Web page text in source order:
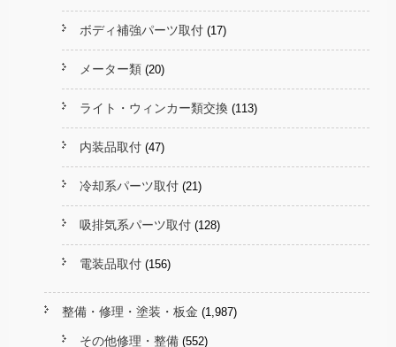
ボディ補強パーツ取付 (17)
メーター類 (20)
ライト・ウィンカー類交換 (113)
内装品取付 (47)
冷却系パーツ取付 (21)
吸排気系パーツ取付 (128)
電装品取付 (156)
整備・修理・塗装・板金 (1,987)
その他修理・整備 (552)